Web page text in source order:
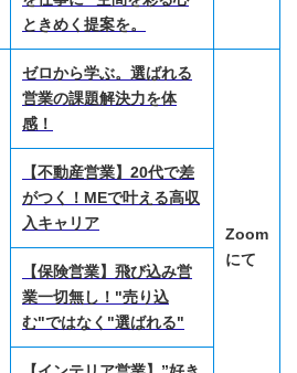
ときめく提案を。
ゼロから学ぶ。選ばれる
営業の課題解決力を体
感！
Zoom
にて
【不動産営業】20代で差
がつく！MEで叶える高収
入キャリア
【保険営業】飛び込み営
業一切無し！"売り込
む"ではなく"選ばれる"